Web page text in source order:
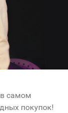
самом
покупок!